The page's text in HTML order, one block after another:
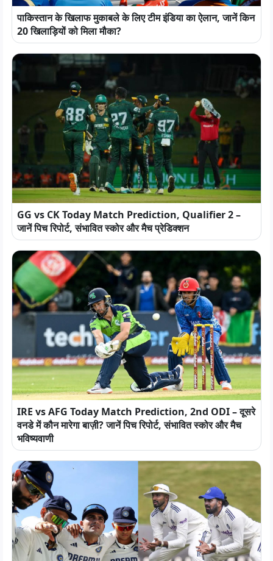
पाकिस्तान के खिलाफ मुकाबले के लिए टीम इंडिया का ऐलान, जानें किन
20 खिलाड़ियों को मिला मौका?
GG vs CK Today Match Prediction, Qualifier 2 –
जानें पिच रिपोर्ट, संभावित स्कोर और मैच प्रेडिक्शन
IRE vs AFG Today Match Prediction, 2nd ODI – दूसरे
वनडे में कौन मारेगा बाज़ी? जानें पिच रिपोर्ट, संभावित स्कोर और मैच
भविष्यवाणी